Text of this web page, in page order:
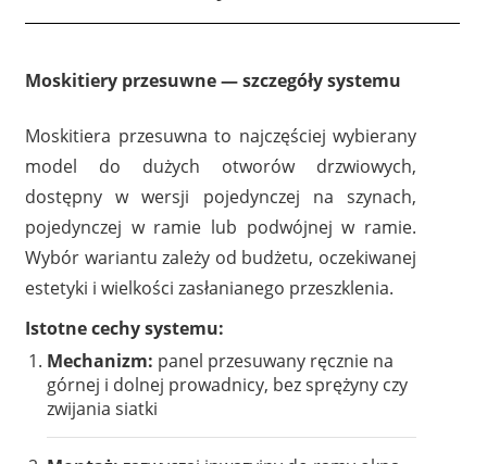
Moskitiery przesuwne — szczegóły systemu
Moskitiera przesuwna to najczęściej wybierany
model do dużych otworów drzwiowych,
dostępny w wersji pojedynczej na szynach,
pojedynczej w ramie lub podwójnej w ramie.
Wybór wariantu zależy od budżetu, oczekiwanej
estetyki i wielkości zasłanianego przeszklenia.
Istotne cechy systemu:
Mechanizm: panel przesuwany ręcznie na
górnej i dolnej prowadnicy, bez sprężyny czy
zwijania siatki